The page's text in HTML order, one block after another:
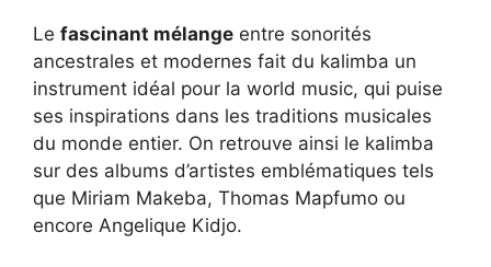
Le fascinant mélange entre sonorités
ancestrales et modernes fait du kalimba un
instrument idéal pour la world music, qui puise
ses inspirations dans les traditions musicales
du monde entier. On retrouve ainsi le kalimba
sur des albums d’artistes emblématiques tels
que Miriam Makeba, Thomas Mapfumo ou
encore Angelique Kidjo.